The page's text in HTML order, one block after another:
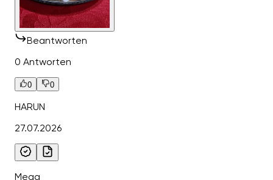
Beantworten
0 Antworten
0 0
HARUN
27.07.2026
Mega